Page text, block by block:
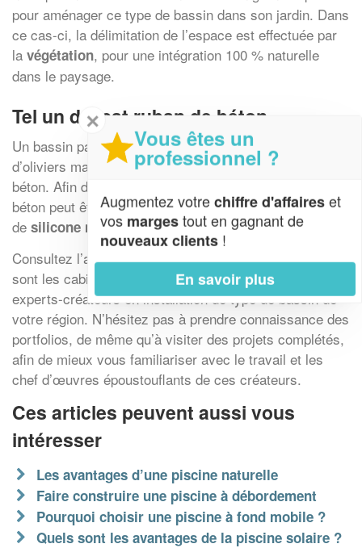
pour aménager ce type de bassin dans son jardin. Dans
ce cas-ci, la délimitation de l’espace est effectuée par
la végétation, pour une intégration 100 % naturelle
dans le paysage.
Tel un délicat ruban de béton
Un bassin paraissant enfoui dans la verdure, flanqué
d’oliviers majestueux, fait penser à un délicat ruban de
béton. Afin de mieux refléter le bleu azur du ciel, le
béton peut être recouvert d’un enduit spécial composé
de silicone marbreuxd’un fin coloris gris pâle.
Consultez l’annuaire de notre site pour trouver quels
sont les cabinets d’architectes architectes, stylistes et
experts-créateurs en installation de type de bassin de
votre région. N’hésitez pas à prendre connaissance des
portfolios, de même qu’à visiter des projets complétés,
afin de mieux vous familiariser avec le travail et les
chef d’œuvres époustouflants de ces créateurs.
Ces articles peuvent aussi vous
intéresser
Les avantages d’une piscine naturelle
Faire construire une piscine à débordement
Pourquoi choisir une piscine à fond mobile ?
Quels sont les avantages de la piscine solaire ?
✕
Vous êtes un
professionnel ?
Augmentez votrechiffre d'affaireset
vos margestout en gagnant de
nouveaux clients !
En savoir plus